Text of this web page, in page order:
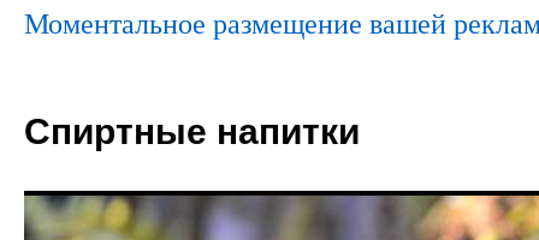
Моментальное размещение вашей
Спиртные напитки